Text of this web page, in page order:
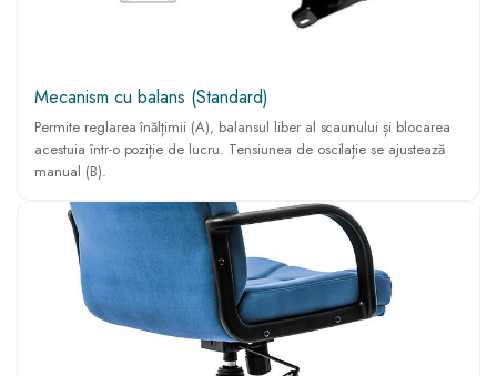
Mecanism cu balans (Standard)
Permite reglarea înălțimii (A), balansul liber al scaunului și blocarea
acestuia într-o poziție de lucru. Tensiunea de oscilație se ajustează
manual (B).